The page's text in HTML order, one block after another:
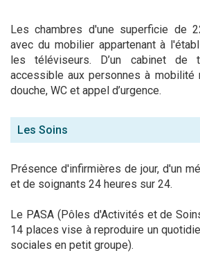
Les chambres d'une superficie de
avec du mobilier appartenant à
les téléviseurs. D’un cabinet de
accessible aux personnes à mobilité
douche, WC et appel d’urgence.
Les Soins
Présence d'infirmières de jour, d'un
et de soignants 24 heures sur 24.
Le PASA (Pôles d'Activités et de
14 places vise à reproduire un
sociales en petit groupe).